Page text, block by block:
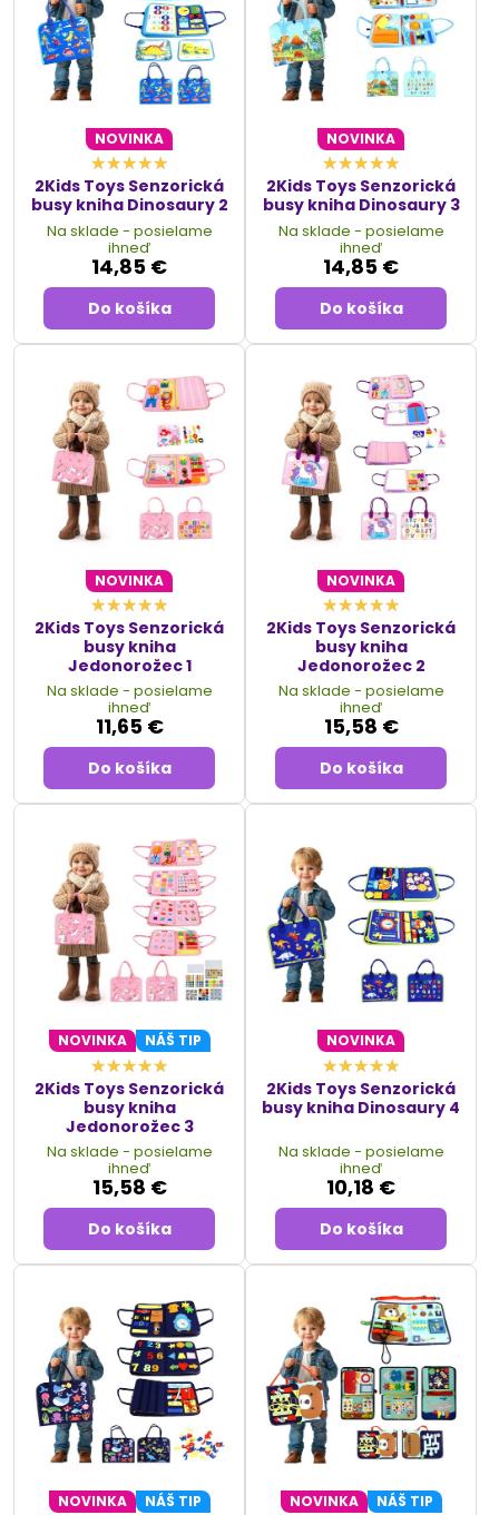
NOVINKA
2Kids Toys Senzorická
busy kniha Dinosaury 2
Na sklade - posielame
ihneď
14,85 €
Do košíka
NOVINKA
2Kids Toys Senzorická
busy kniha Dinosaury 3
Na sklade - posielame
ihneď
14,85 €
Do košíka
NOVINKA
2Kids Toys Senzorická
busy kniha
Jedonorožec 1
Na sklade - posielame
ihneď
11,65 €
Do košíka
NOVINKA
2Kids Toys Senzorická
busy kniha
Jedonorožec 2
Na sklade - posielame
ihneď
15,58 €
Do košíka
NOVINKA NÁŠ TIP
2Kids Toys Senzorická
busy kniha
Jedonorožec 3
Na sklade - posielame
ihneď
15,58 €
Do košíka
NOVINKA
2Kids Toys Senzorická
busy kniha Dinosaury 4
Na sklade - posielame
ihneď
10,18 €
Do košíka
NOVINKA NÁŠ TIP NOVINKA NÁŠ TIP